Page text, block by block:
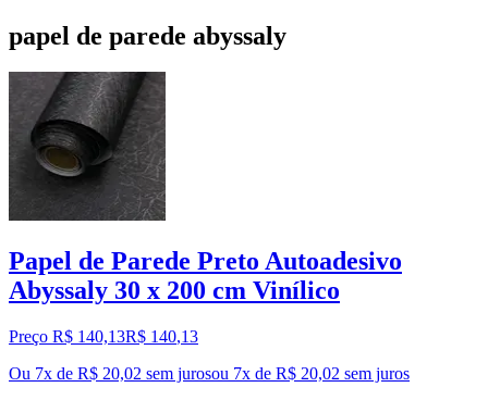
papel de parede abyssaly
Papel de Parede Preto Autoadesivo
Abyssaly 30 x 200 cm Vinílico
Preço R$ 140,13R$ 140,13
Ou 7x de R$ 20,02 sem jurosou 7x de R$ 20,02 sem juros